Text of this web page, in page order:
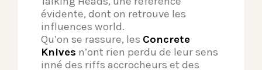
évidente, dont on retrouve les
influences world.
Qu’on se rassure, les Concrete
Knives n’ont rien perdu de leur sens
inné des riffs accrocheurs et des